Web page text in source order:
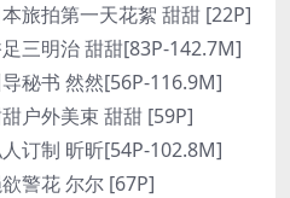
旅拍第一天花絮 甜甜 [22P]
三明治 甜甜[83P-142.7M]
秘书 然然[56P-116.9M]
户外美束 甜甜 [59P]
订制 昕昕[54P-102.8M]
警花 尔尔 [67P]